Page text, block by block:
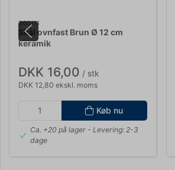
360111
Skål ovnfast Brun Ø 12 cm
keramik
DKK 16,00 / stk
DKK 12,80 ekskl. moms
Køb nu
Ca. +20 på lager- Levering: 2-3
dage